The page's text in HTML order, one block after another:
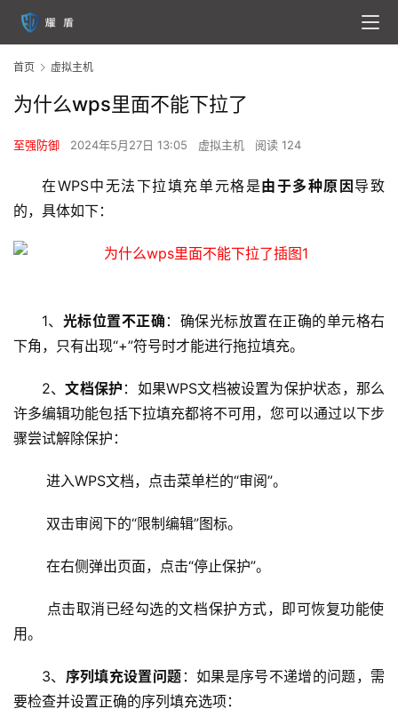
首
页
主
技
首页 虚拟主机
为什么wps里面不能下拉了
至强防御 2024年5月27日 13:05 虚拟主机 阅读 124
在WPS中无法下拉填充单元格是由于多种原因 导致
的，具体如下：
1、 光标位置不正确 ：确保光标放置在正确的单元格右
下角，只有出现“+”符号时才能进行拖拉填充。
2、文档保护 ：如果WPS文档被设置为保护状态，那么
许多编辑功能包括下拉填充都将不可用，您可以通过以下步
骤尝试解除保护：
进入WPS文档，点击菜单栏的“审阅”。
双击审阅下的“限制编辑”图标。
在右侧弹出页面，点击“停止保护”。
用。
3、 序列填充设置问题 ：如果是序号不递增的问题，需
要检查并设置正确的序列填充选项：